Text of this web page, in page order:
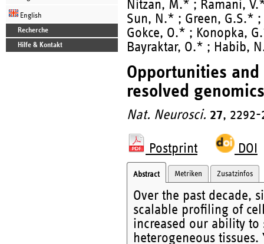
English
Recherche
Hilfe & Kontakt
Nitzan, M.* ; Ramani,
Sun, N.* ; Green, G.S.*
Gokce, O.* ; Konopka,
Bayraktar, O.* ; Habib,
Opportunities
resolved
Nat. Neurosci. 27, 2292-
Postprint DOI
Abstract Metriken Zusatzinfos
Over the past decade,
scalable profiling of
increased our ability
heterogeneous